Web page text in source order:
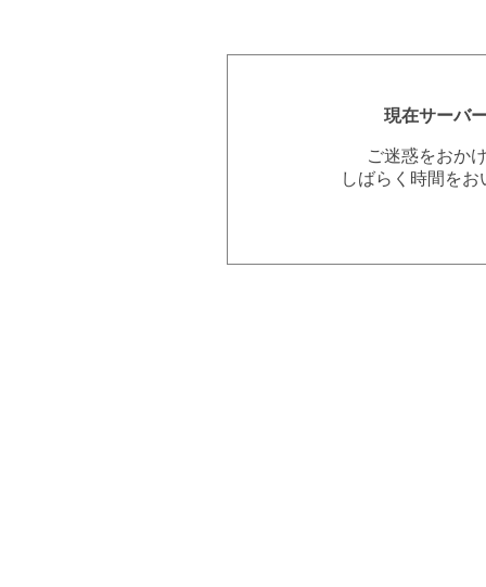
現在サーバ
ご迷惑をおか
しばらく時間を